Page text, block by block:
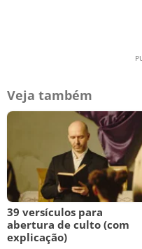
Veja também
39 versículos para
abertura de culto (com
explicação)